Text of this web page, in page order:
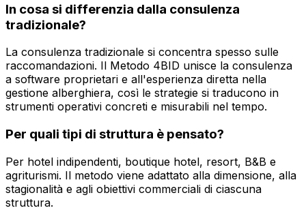
In cosa si differenzia dalla consulenza
tradizionale?
La consulenza tradizionale si concentra spesso sulle
raccomandazioni. Il Metodo 4BID unisce la consulenza
a software proprietari e all'esperienza diretta nella
gestione alberghiera, così le strategie si traducono in
strumenti operativi concreti e misurabili nel tempo.
Per quali tipi di struttura è pensato?
Per hotel indipendenti, boutique hotel, resort, B&B e
agriturismi. Il metodo viene adattato alla dimensione, alla
stagionalità e agli obiettivi commerciali di ciascuna
struttura.